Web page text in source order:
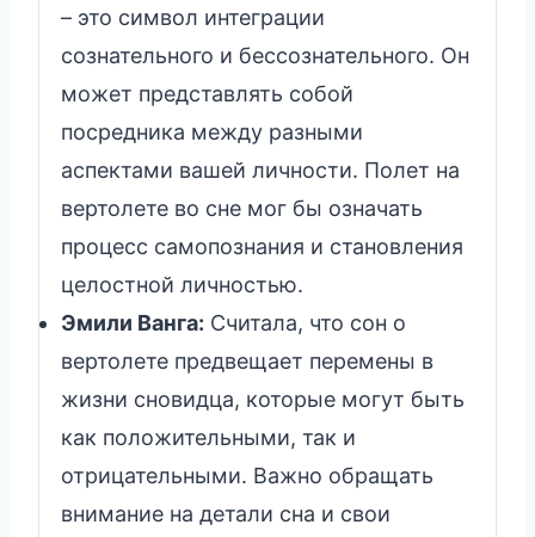
– это символ интеграции
сознательного и бессознательного. Он
может представлять собой
посредника между разными
аспектами вашей личности. Полет на
вертолете во сне мог бы означать
процесс самопознания и становления
целостной личностью.
Эмили Ванга: Считала, что сон о
вертолете предвещает перемены в
жизни сновидца, которые могут быть
как положительными, так и
отрицательными. Важно обращать
внимание на детали сна и свои